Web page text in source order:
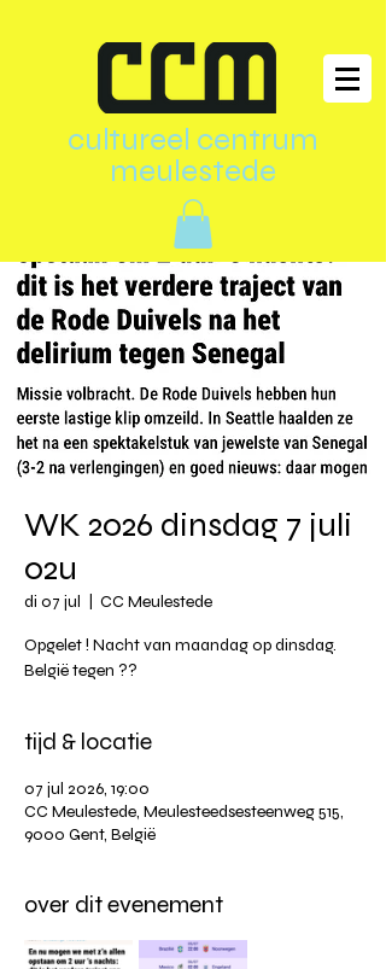
cultureel centrum
meulestede
WK 2026 dinsdag 7 juli
02u
di 07 jul CC Meulestede
Opgelet ! Nacht van maandag op dinsdag.
België tegen ??
tijd & locatie
07 jul 2026, 19:00
CC Meulestede, Meulesteedsesteenweg 515,
9000 Gent, België
over dit evenement